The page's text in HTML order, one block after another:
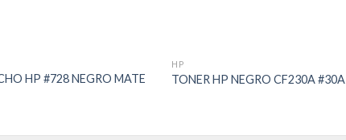
HP #728 NEGRO MATE
HP
TONER HP NEGRO CF230A #30A